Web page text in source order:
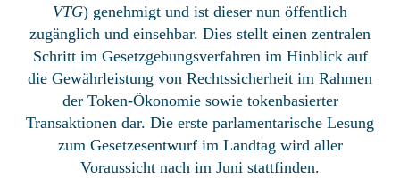
VTG) genehmigt und ist dieser nun öffentlich
zugänglich und einsehbar. Dies stellt einen zentralen
Schritt im Gesetzgebungsverfahren im Hinblick auf
die Gewährleistung von Rechtssicherheit im Rahmen
der Token-Ökonomie sowie tokenbasierter
Transaktionen dar. Die erste parlamentarische Lesung
zum Gesetzesentwurf im Landtag wird aller
Voraussicht nach im Juni stattfinden.